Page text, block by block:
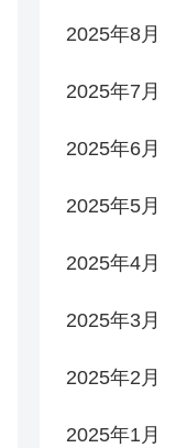
2025年8月
2025年7月
2025年6月
2025年5月
2025年4月
2025年3月
2025年2月
2025年1月